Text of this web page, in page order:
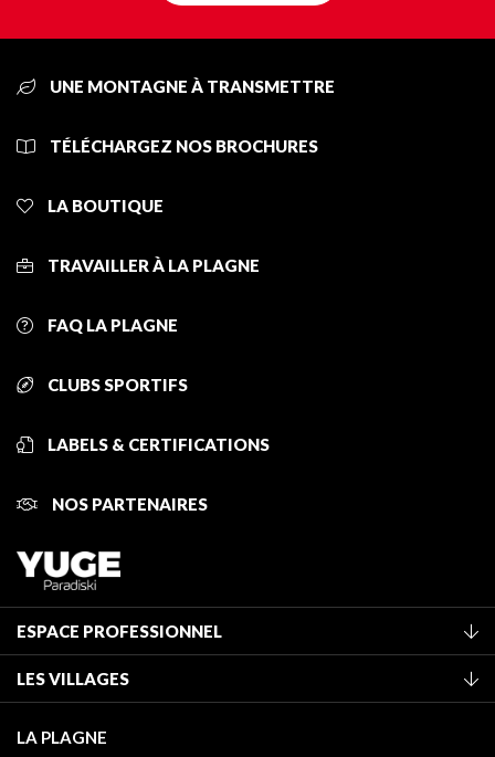
UNE MONTAGNE À TRANSMETTRE
TÉLÉCHARGEZ NOS BROCHURES
LA BOUTIQUE
TRAVAILLER À LA PLAGNE
FAQ LA PLAGNE
CLUBS SPORTIFS
LABELS & CERTIFICATIONS
NOS PARTENAIRES
ESPACE PROFESSIONNEL
Classement des meublés
Taxe de séjour
LES VILLAGES
Montchavin - Les Coches
LA PLAGNE